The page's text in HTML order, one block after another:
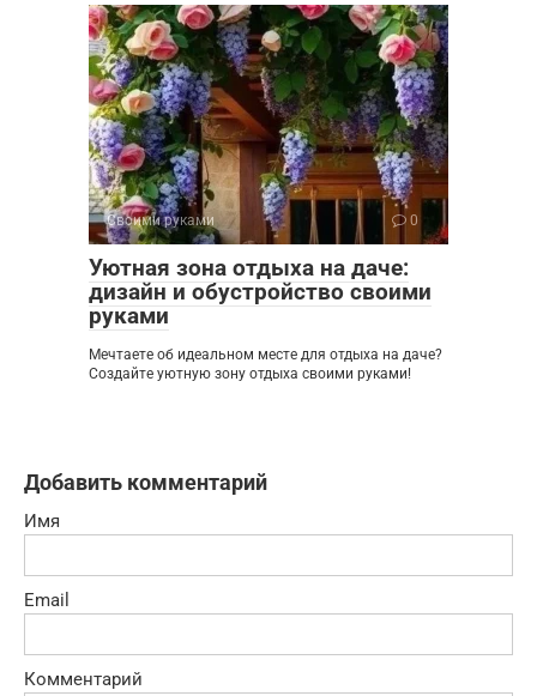
Своими руками 0
Уютная зона отдыха на даче:
дизайн и обустройство своими
руками
Мечтаете об идеальном месте для отдыха на даче?
Создайте уютную зону отдыха своими руками!
Добавить комментарий
Имя
Email
Комментарий